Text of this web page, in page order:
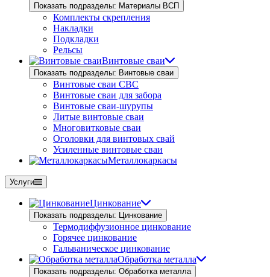
Показать подразделы: Материалы ВСП
Комплекты скрепления
Накладки
Подкладки
Рельсы
Винтовые сваи
Показать подразделы: Винтовые сваи
Винтовые сваи СВС
Винтовые сваи для забора
Винтовые сваи-шурупы
Литые винтовые сваи
Многовитковые сваи
Оголовки для винтовых свай
Усиленные винтовые сваи
Металлокаркасы
Услуги
Цинкование
Показать подразделы: Цинкование
Термодиффузионное цинкование
Горячее цинкование
Гальваническое цинкование
Обработка металла
Показать подразделы: Обработка металла